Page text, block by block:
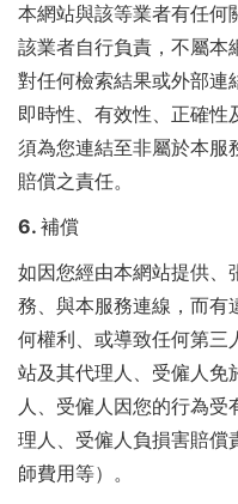
本網站與該等業者有任何
該業者自行負責，不屬本
對任何檢索結果或外部連
即時性、有效性、正確性
須為您連結至非屬於本服
賠償之責任。
6. 補償
如因您經由本網站提供、
務、與本服務連線，而有
何權利、或導致任何第三
站及其代理人、受僱人免
人、受僱人因您的行為
理人、受僱人負損害賠償
師費用等）。